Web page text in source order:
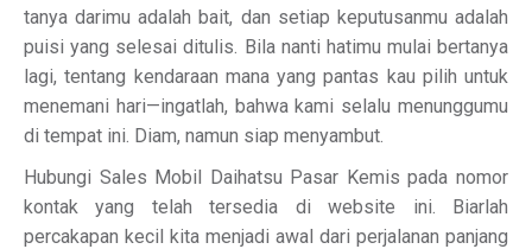
tanya darimu adalah bait, dan setiap keputusanmu adalah
puisi yang selesai ditulis. Bila nanti hatimu mulai bertanya
lagi, tentang kendaraan mana yang pantas kau pilih untuk
menemani hari—ingatlah, bahwa kami selalu menunggumu
di tempat ini. Diam, namun siap menyambut.
Hubungi Sales Mobil Daihatsu Pasar Kemis pada nomor
kontak yang telah tersedia di website ini. Biarlah
percakapan kecil kita menjadi awal dari perjalanan panjang